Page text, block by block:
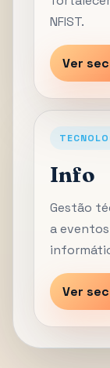
NFIST.
Ver
Info
Gestão
a
Ver